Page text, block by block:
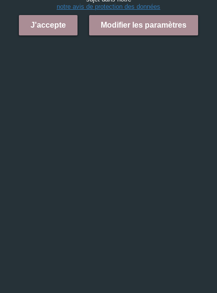
notre avis de protection des données
J'accepte Modifier les paramètres